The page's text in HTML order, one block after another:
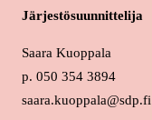
Järjestösuunnittelija
Saara Kuoppala
p. 050 354 3894
saara.kuoppala@sdp.fi